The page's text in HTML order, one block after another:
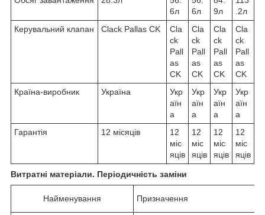
6л
6л
9л
.2л
Керувальний клапан
Clack Pallas CK
Cla
ck
Pall
as
CK
Cla
ck
Pall
as
CK
Cla
ck
Pall
as
CK
Cla
ck
Pall
as
CK
Країна-виробник
Україна
Укр
аїн
а
Укр
аїн
а
Укр
аїн
а
Укр
аїн
а
Гарантія
12 місяців
12
міс
яців
12
міс
яців
12
міс
яців
12
міс
яців
Витратні матеріали. Періодичність заміни
Найменування Призначення